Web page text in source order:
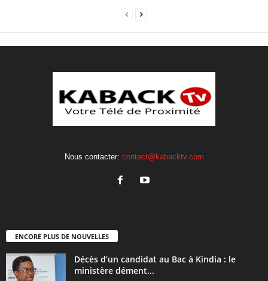
Nous contacter: contact@kabacktv.com
ENCORE PLUS DE NOUVELLES
Décès d’un candidat au Bac à Kindia : le
ministère dément...